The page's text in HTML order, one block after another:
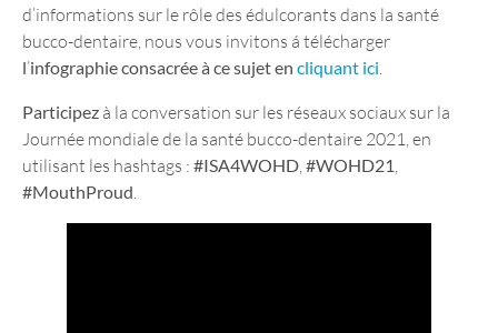
d’informations sur le rôle des édulcorants dans la santé
bucco-dentaire, nous vous invitons á télécharger
l’infographie consacrée à ce sujet en cliquant ici
Participez à la conversation sur les réseaux sociaux sur la
Journée mondiale de la santé bucco-dentaire 2021, en
utilisant les hashtags : #ISA4WOHD #WOHD21
#MouthProud